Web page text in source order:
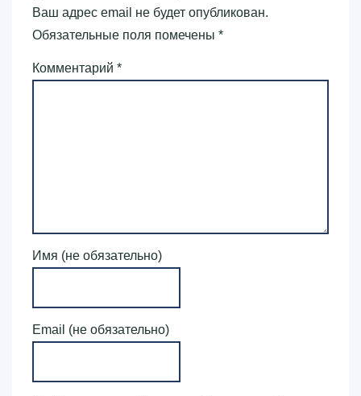
Ваш адрес email не будет опубликован.
Обязательные поля помечены *
Комментарий *
Имя (не обязательно)
Email (не обязательно)